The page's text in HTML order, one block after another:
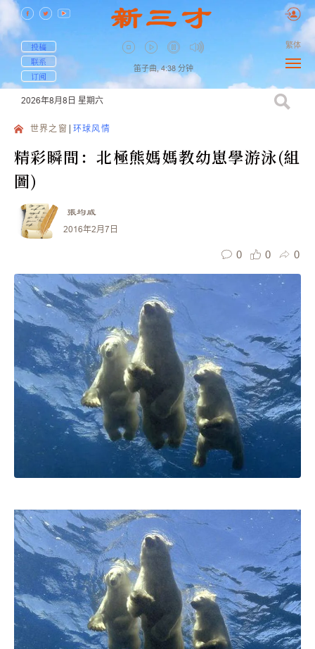
投稿
联系
订阅
笛子曲, 4:38 分钟
繁体
2026年8月8日 星期六
世界之窗 环球风情
精彩瞬間：北極熊媽媽教幼崽學游泳(組
圖)
張均威
2016年2月7日
0 0 0